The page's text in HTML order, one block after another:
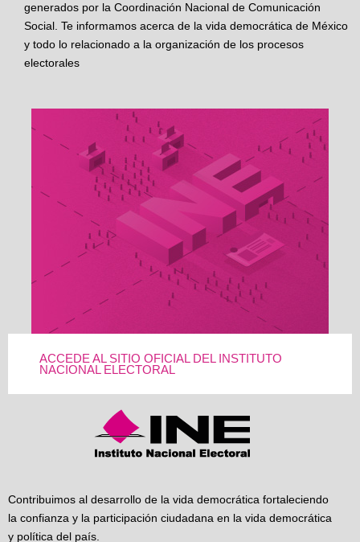
generados por la Coordinación Nacional de Comunicación
Social. Te informamos acerca de la vida democrática de México
y todo lo relacionado a la organización de los procesos
electorales
ACCEDE AL SITIO OFICIAL DEL INSTITUTO
NACIONAL ELECTORAL
Contribuimos al desarrollo de la vida democrática fortaleciendo
la confianza y la participación ciudadana en la vida democrática
y política del país.